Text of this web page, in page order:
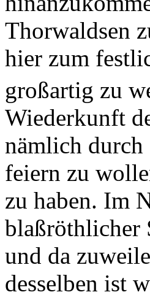
Thorwaldsen
hier zum
großartig zu
Wiederkunft
nämlich durch
feiern zu
zu haben. Im
blaßröthlicher
und da
desselben ist